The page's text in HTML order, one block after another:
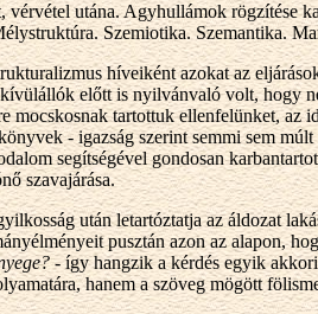
utána. Agyhullámok
Szemiotika. Szemantika.
híveiként azokat az
előtt is nyilvánvaló volt, hogy
mocskosnak tartottuk ellenfelünket, az
- igazság szerint semmi sem
segítségével gondosan
szavajárása.
után letartóztatja az áldozat
pusztán azon az alapon,
- így hangzik a kérdés egyik
hanem a szöveg mögött